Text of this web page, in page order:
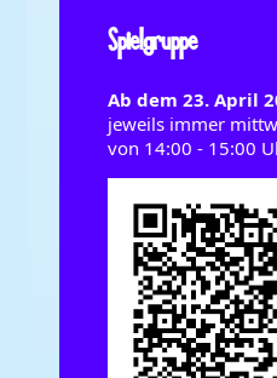
Spielgruppe
Ab dem 23. April
jeweils immer
von 14:00 - 15:00